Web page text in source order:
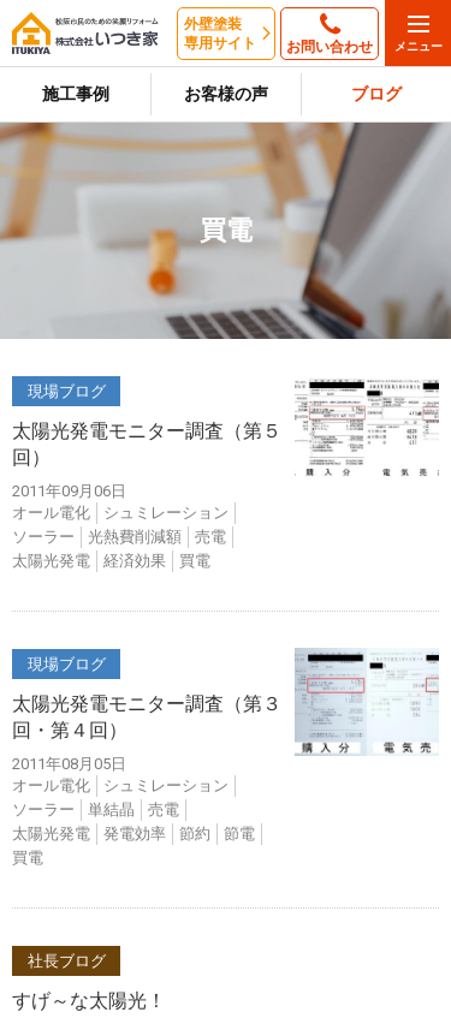
外壁塗装
専用サイト
お問い合わせ
施工事例 お客様の声 ブログ
買電
現場ブログ
太陽光発電モニター調査（第５
回）
2011年09月06日
オール電化
シュミレーション
ソーラー
光熱費削減額
売電
太陽光発電
経済効果 買電
現場ブログ
太陽光発電モニター調査（第３
回・第４回）
2011年08月05日
オール電化
シュミレーション
ソーラー
単結晶
売電
太陽光発電
発電効率 節約
節電
買電
社長ブログ
すげ～な太陽光！